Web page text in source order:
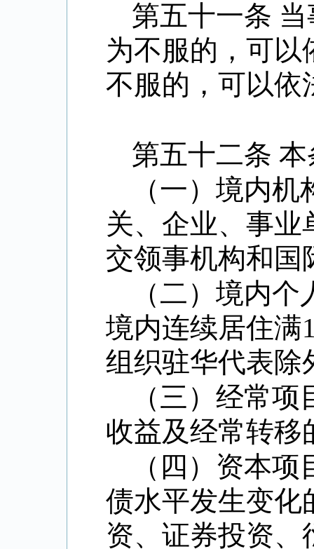
第五十一条
为不服的，可
不服的，可以依
第五十二条
（一）境内
关、企业、事
交领事机构和国
（二）境内
境内连续居住满
组织驻华代表除
（三）经常
收益及经常转移
（四）资本
债水平发生变化
资、证券投资、